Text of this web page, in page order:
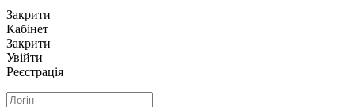
Закрити
Кабінет
Закрити
Увійти
Реєстрація